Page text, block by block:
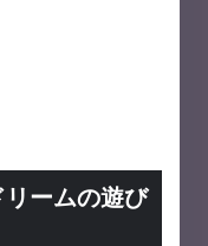
ームの遊び